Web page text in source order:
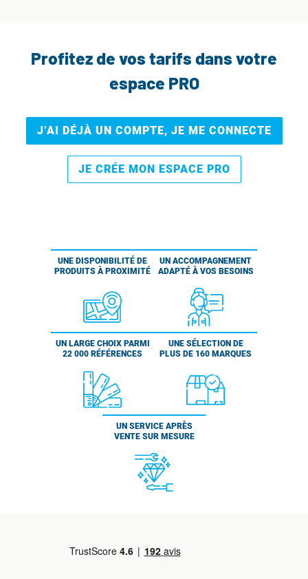
Profitez de vos tarifs dans votre
espace PRO
J’AI DÉJÀ UN COMPTE, JE ME CONNECTE
JE CRÉE MON ESPACE PRO
UNE DISPONIBILITÉ DE
PRODUITS À PROXIMITÉ
UN ACCOMPAGNEMENT
ADAPTÉ À VOS BESOINS
UN LARGE CHOIX PARMI
22 000 RÉFÉRENCES
UNE SÉLECTION DE
PLUS DE 160 MARQUES
UN SERVICE APRÈS
VENTE SUR MESURE